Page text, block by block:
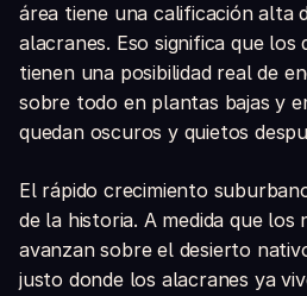
área tiene una calificación alta
alacranes. Eso significa que los
tienen una posibilidad real de
sobre todo en plantas bajas y
quedan oscuros y quietos
El rápido crecimiento
de la historia. A medida que los
avanzan sobre el desierto
justo donde los alacranes ya